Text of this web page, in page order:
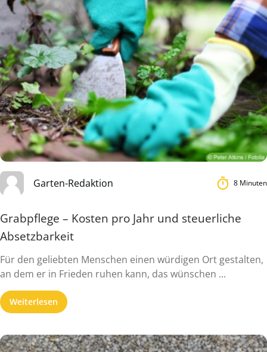
Garten-Redaktion 8 Minuten
Grabpflege – Kosten pro Jahr und steuerliche
Absetzbarkeit
Für den geliebten Menschen einen würdigen Ort gestalten,
an dem er in Frieden ruhen kann, das wünschen ...
Weiterlesen